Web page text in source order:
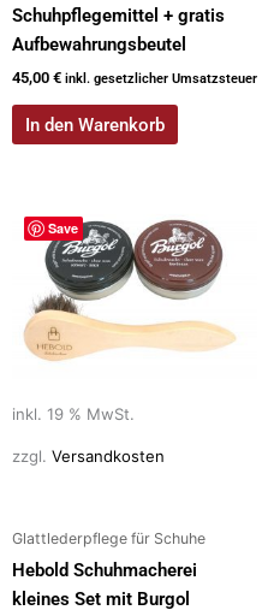
Schuhpflegemittel + gratis
Aufbewahrungsbeutel
45,00 € inkl. gesetzlicher Umsatzsteuer
In den Warenkorb
Save
inkl. 19 % MwSt.
zzgl. Versandkosten
Glattlederpflege für Schuhe
Hebold Schuhmacherei
kleines Set mit Burgol